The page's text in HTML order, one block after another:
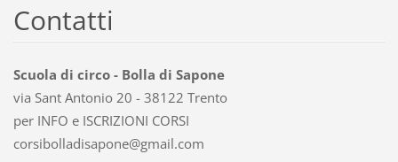
Contatti
Scuola di circo - Bolla di Sapone
via Sant Antonio 20 - 38122 Trento
per INFO e ISCRIZIONI CORSI
corsibolladisapone@gmail.com